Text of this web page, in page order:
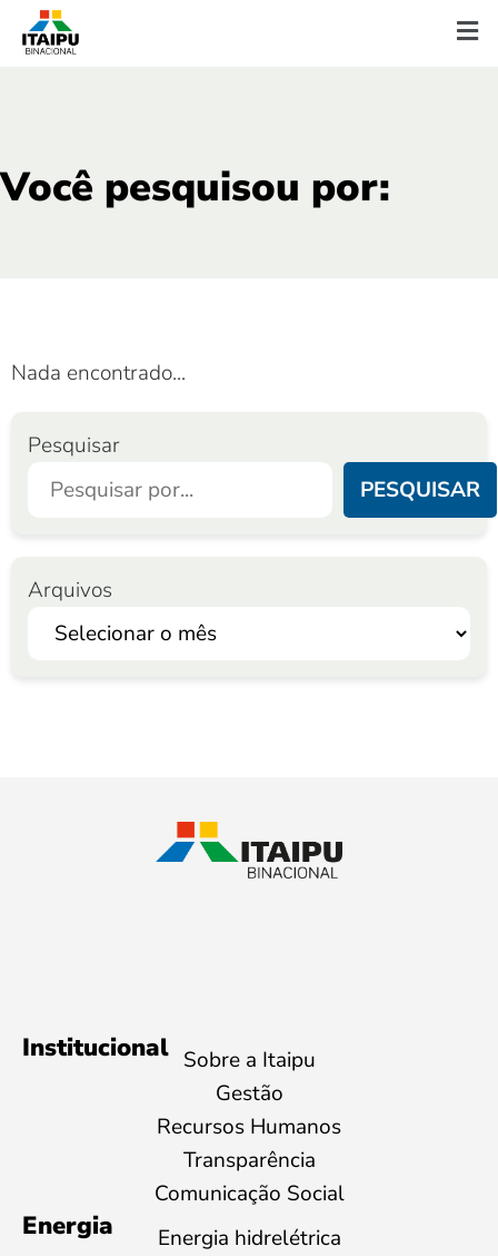
Você pesquisou por:
Nada encontrado...
Pesquisar
PESQUISAR
Arquivos
Institucional Sobre a Itaipu
Gestão
Recursos Humanos
Transparência
Comunicação Social
Energia
Energia hidrelétrica